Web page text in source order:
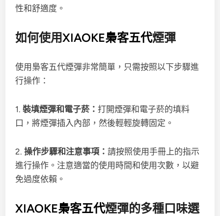
性和舒適度。
如何使用XIAOKE梟客五代煙彈
使用梟客五代煙彈非常簡單，只需按照以下步驟進
行操作：
1.裝填煙彈和電子菸：打開煙彈和電子菸的填料
口，將煙彈插入內部，然後輕輕旋轉固定。
2.操作步驟和注意事項：請按照使用手冊上的指示
進行操作。注意適當的使用時間和使用次數，以避
免過度依賴。
XIAOKE梟客五代煙彈的多種口味選